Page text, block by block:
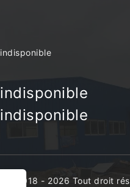
indisponible
indisponible
indisponible
©2018 - 2026 Tout droit